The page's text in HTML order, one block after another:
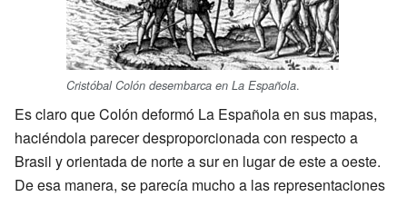
Cristóbal Colón desembarca en La Española.
Es claro que Colón deformó La Española en sus mapas,
haciéndola parecer desproporcionada con respecto a
Brasil y orientada de norte a sur en lugar de este a oeste.
De esa manera, se parecía mucho a las representaciones